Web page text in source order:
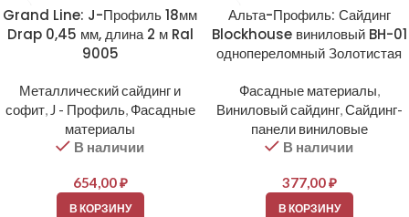
Grand Line: J-Профиль 18мм
Drap 0,45 мм, длина 2 м Ral
9005
Металлический сайдинг и
софит, J - Профиль, Фасадные
материалы
В наличии
654,00₽
В КОРЗИНУ
Альта-Профиль: Сайдинг
Blockhouse виниловый BH-01
однопереломный Золотистая
Фасадные материалы,
Виниловый сайдинг,Сайдинг-
панели виниловые
В наличии
377,00₽
В КОРЗИНУ